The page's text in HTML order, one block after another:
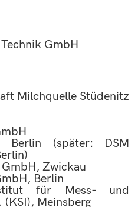
GmbH
Milchquelle Stüdenitz
Berlin (später: DSM
GmbH, Zwickau
Berlin
für Mess- und
(KSI), Meinsberg